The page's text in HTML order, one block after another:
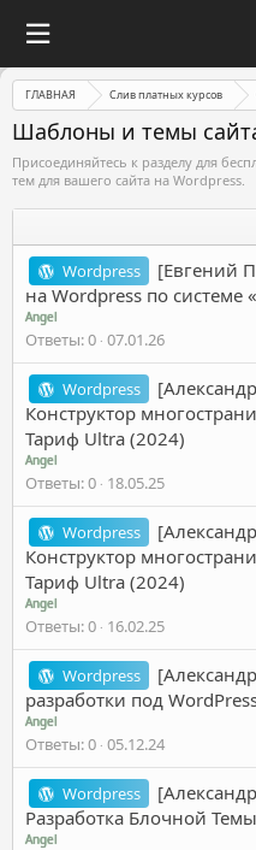
ГЛАВНАЯ Слив платных курсов
Шаблоны и темы
Присоединяйтесь к разделу для
тем для вашего сайта на Wordpress.
Wordpress
[Евгений
на Wordpress по системе
Angel
Ответы 0 07.01.26
Wordpress
Конструктор
Тариф Ultra (2024)
Angel
Ответы 0 18.05.25
Wordpress
Конструктор
Тариф Ultra (2024)
Angel
Ответы 0 16.02.25
Wordpress
разработки под
Angel
Ответы 0 05.12.24
Wordpress
Разработка Блочной
Angel